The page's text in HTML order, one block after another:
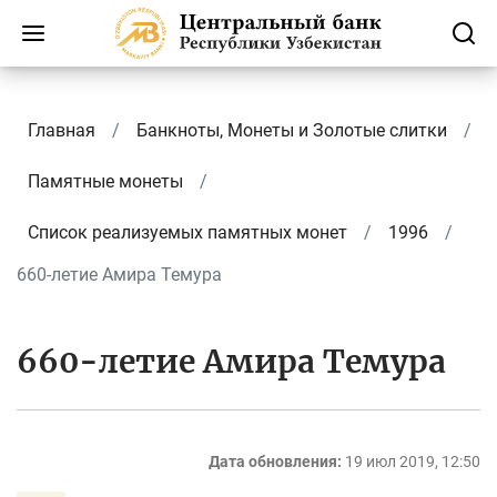
Главная Банкноты, Монеты и Золотые слитки
Памятные монеты
Список реализуемых памятных монет
1996
660-летие Амира Темура
660-летие Амира Темура
Дата обновления: 19 июл 2019, 12:50